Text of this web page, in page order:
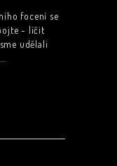
focení se
- líčit
udělali